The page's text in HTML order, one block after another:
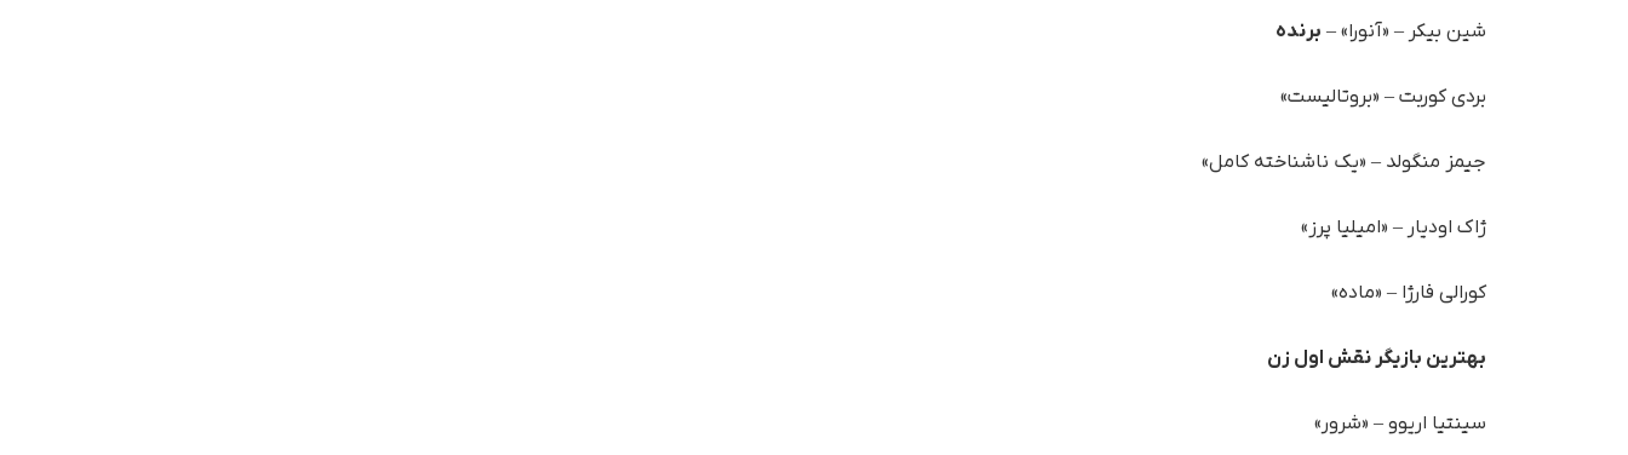
شین بیکر – «آنورا» – برنده
بردی کوربت – «بروتالیست»
جیمز منگولد – «یک ناشناخته کامل»
ژاک اودیار – «امیلیا پرز»
کورالی فارژا – «ماده»
بهترین بازیگر نقش اول زن
سینتیا اریوو – «شرور»